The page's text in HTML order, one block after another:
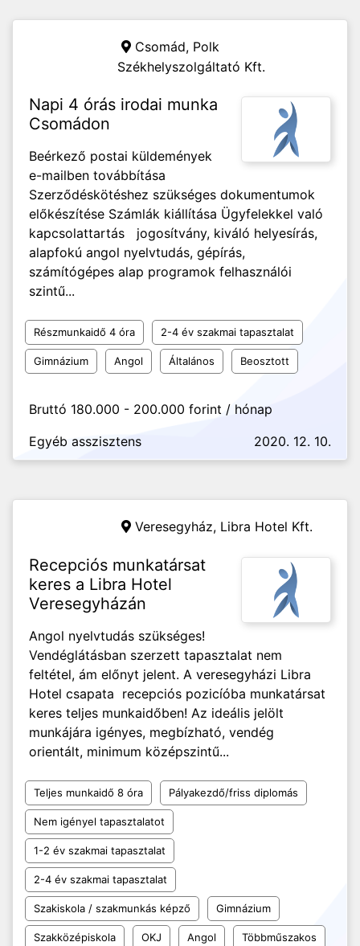
Csomád, Polk
Székhelyszolgáltató Kft.
Napi 4 órás irodai munka
Csomádon
Beérkező postai küldemények
e-mailben továbbítása
Szerződéskötéshez szükséges dokumentumok
előkészítése Számlák kiállítása Ügyfelekkel való
kapcsolattartás jogosítvány, kiváló helyesírás,
alapfokú angol nyelvtudás, gépírás,
számítógépes alap programok felhasználói
szintű...
Részmunkaidő 4 óra 2-4 év szakmai tapasztalat
Gimnázium Angol Általános Beosztott
Bruttó 180.000 - 200.000 forint / hónap
Egyéb asszisztens
2020. 12. 10.
Veresegyház, Libra Hotel Kft.
Recepciós munkatársat
keres a Libra Hotel
Veresegyházán
Angol nyelvtudás szükséges!
Vendéglátásban szerzett tapasztalat nem
feltétel, ám előnyt jelent. A veresegyházi Libra
Hotel csapata recepciós pozicíóba munkatársat
keres teljes munkaidőben! Az ideális jelölt
munkájára igényes, megbízható, vendég
orientált, minimum középszintű...
Teljes munkaidő 8 óra Pályakezdő/friss diplomás
Nem igényel tapasztalatot
1-2 év szakmai tapasztalat
2-4 év szakmai tapasztalat
Szakiskola / szakmunkás képző Gimnázium
Szakközépiskola OKJ Angol Többműszakos